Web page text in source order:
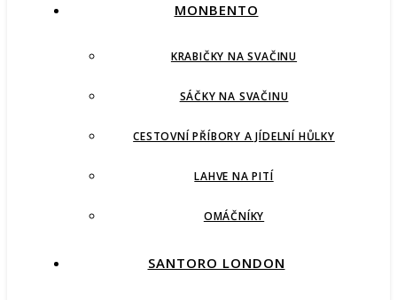
MONBENTO
KRABIČKY NA SVAČINU
SÁČKY NA SVAČINU
CESTOVNÍ PŘÍBORY A JÍDELNÍ HŮLKY
LAHVE NA PITÍ
OMÁČNÍKY
SANTORO LONDON